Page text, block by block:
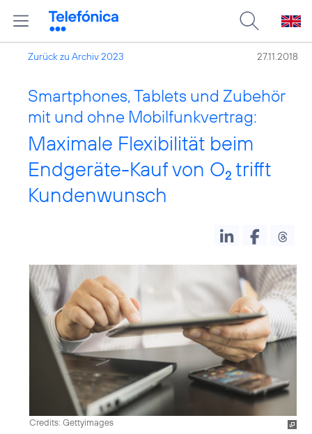
Zurück zu Archiv 2023 27.11.2018
Smartphones, Tablets und Zubehör
mit und ohne Mobilfunkvertrag:
Maximale Flexibilität beim
Endgeräte-Kauf von O2 trifft
Kundenwunsch
Credits: Gettyimages